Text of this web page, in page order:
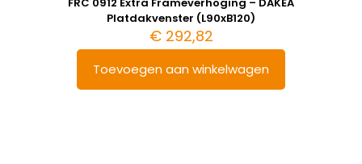
Platdakvenster (L90xB120)
€292,82
Toevoegen aan winkelwagen